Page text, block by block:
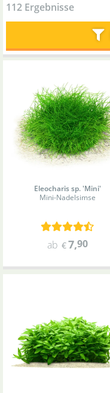
112 Ergebnisse
Eleocharis sp. 'Mini'
Mini-Nadelsimse
ab €7,90